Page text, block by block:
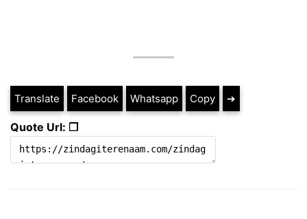
Translate Facebook Whatsapp Copy ➔
Quote Url: ❐